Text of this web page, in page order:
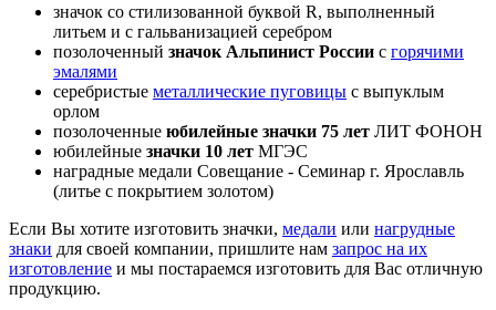
значок со стилизованной буквой R, выполненный
литьем и с гальванизацией серебром
позолоченный значок Альпинист России с горячими
эмалями
серебристые металлические пуговицы с выпуклым
орлом
позолоченные юбилейные значки 75 лет ЛИТ ФОНОН
юбилейные значки 10 лет МГЭС
наградные медали Совещание - Семинар г. Ярославль
(литье с покрытием золотом)
Если Вы хотите изготовить значки, медали или нагрудные
знаки для своей компании, пришлите нам запрос на их
изготовление и мы постараемся изготовить для Вас отличную
продукцию.